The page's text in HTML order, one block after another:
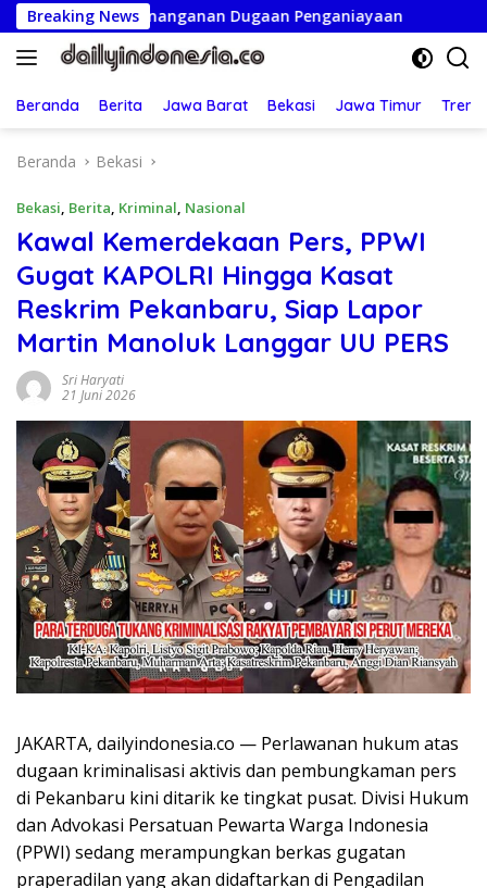
Langsung
ke
konten
Breaking NewsDugaan Penganiayaan Ketua Persatuan
Beranda Berita Jawa Barat Bekasi Jawa Timur
Beranda Bekasi
Bekasi, Berita, Kriminal, Nasional
Kawal Kemerdekaan Pers, PPWI
Gugat KAPOLRI Hingga Kasat
Reskrim Pekanbaru, Siap Lapor
Martin Manoluk Langgar UU PERS
Sri Haryati
21 Juni 2026
JAKARTA, dailyindonesia.co — Perlawanan hukum atas
dugaan kriminalisasi aktivis dan pembungkaman pers
di Pekanbaru kini ditarik ke tingkat pusat. Divisi Hukum
dan Advokasi Persatuan Pewarta Warga Indonesia
(PPWI) sedang merampungkan berkas gugatan
praperadilan yang akan didaftarkan di Pengadilan